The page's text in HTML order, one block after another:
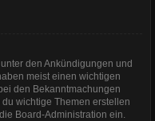
den Ankündigungen und
meist einen wichtigen
den Bekanntmachungen
wichtige Themen erstellen
Board-Administration ein.